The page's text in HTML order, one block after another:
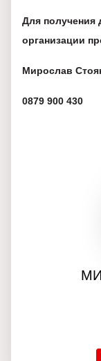
Для получения
организации
Мирослав
0879 900 430